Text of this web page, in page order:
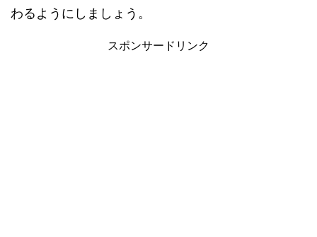
わるようにしましょう。
スポンサードリンク